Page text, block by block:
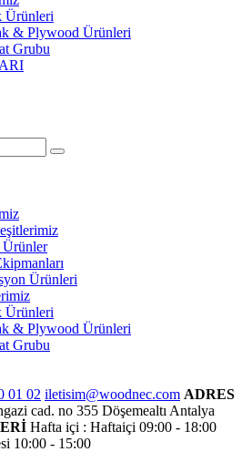
Ürünleri
& Plywood Ürünleri
Grubu
Ürünler
Ürünleri
Ürünleri
& Plywood Ürünleri
Grubu
01 02 iletisim@woodnec.com ADRES
cad. no 355 Döşemealtı Antalya
Hafta içi : Haftaiçi 09:00 - 18:00
10:00 - 15:00